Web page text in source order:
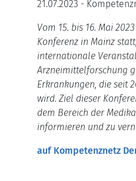
21.07.2023 -
Vom 15. bis 16. Mai
Konferenz in Mainz
internationale
Arzneimittelforschung
Erkrankungen, die seit
wird. Ziel dieser
dem Bereich der
informieren und zu
auf Kompetenznetz